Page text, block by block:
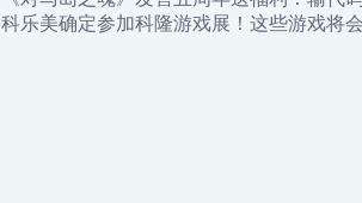
科乐美确定参加科隆游戏展！这些游戏将